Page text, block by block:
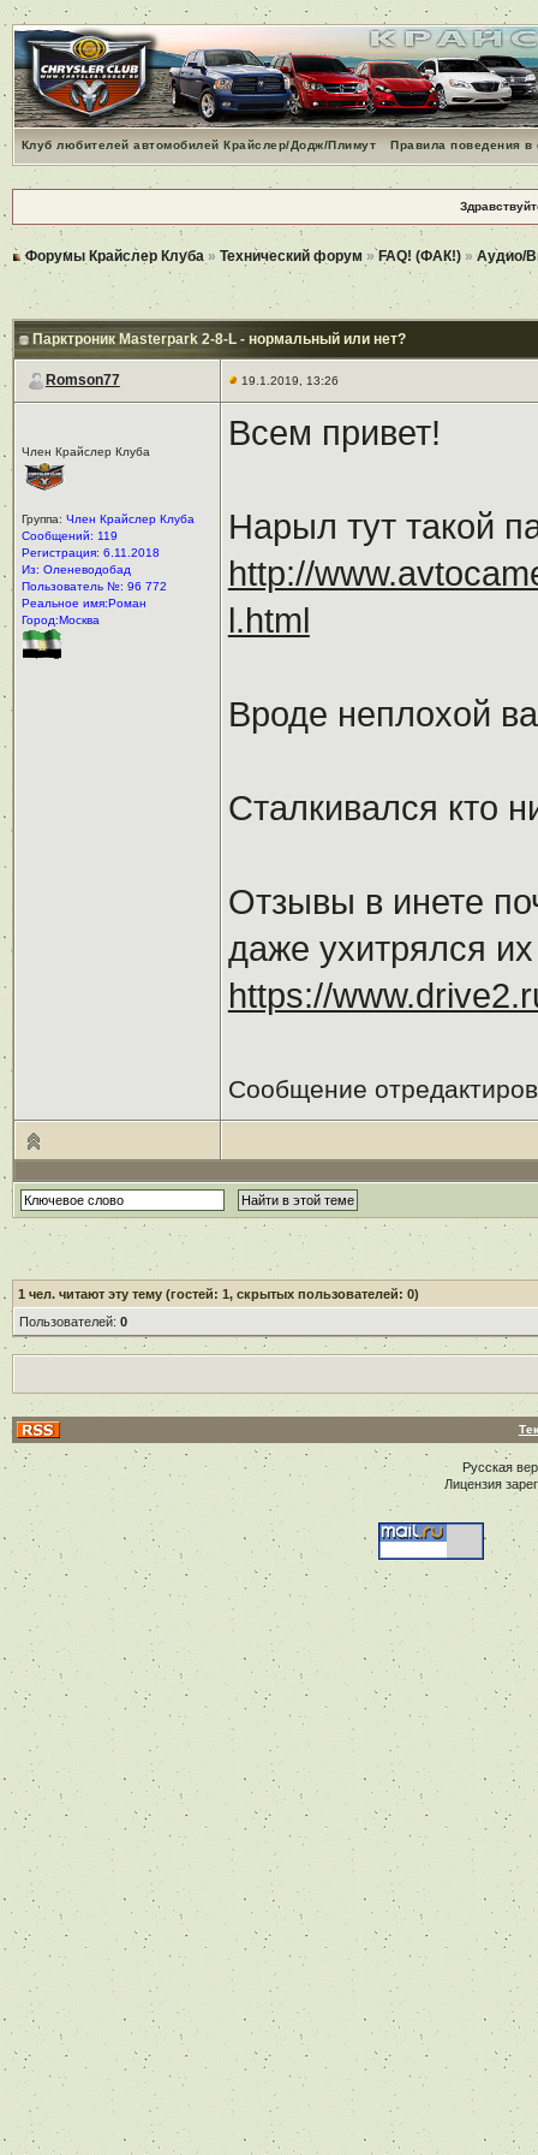
Клуб любителей автомобилей Крайслер/Додж/Плимут Правила поведения
Форумы Крайслер Клуба » Технический форум »FAQ! (ФАК!)»Аудио/
Парктроник Masterpark 2-8-L - нормальный или нет?
Romson77 19.1.2019, 13:26
Член Крайслер Клуба
Группа: Член Крайслер Клуба
Сообщений: 119
Регистрация: 6.11.2018
Из: Оленеводобад
Пользователь №: 96 772
Реальное имя:Роман
Город:Москва
Всем привет!
Нарыл тут такой
http://
l.html
Вроде неплохой
Сталкивался кто
Отзывы в инете
даже ухитрялся
https://
Сообщение
1 чел. читают эту тему (гостей: 1, скрытых пользователей: 0)
Пользователей: 0
Русская
Лицензия